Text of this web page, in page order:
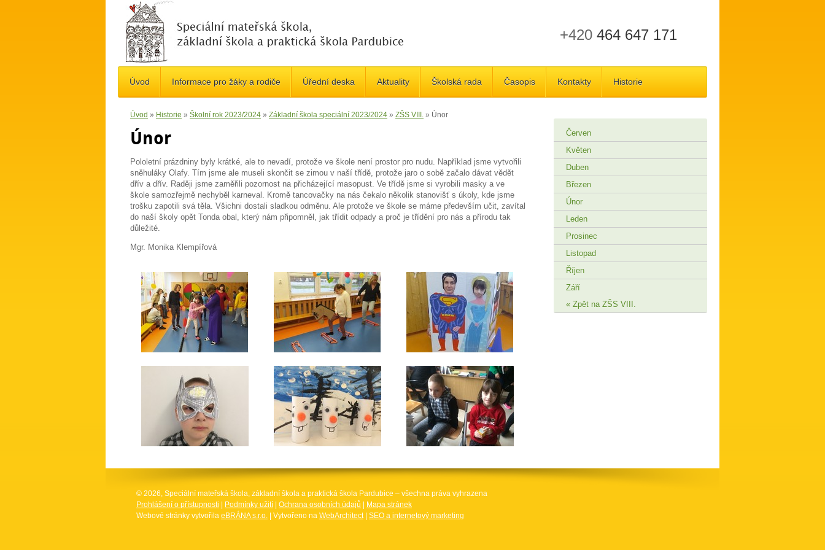
+420 464 647 171
Úvod Informace pro žáky a rodiče Úřední deska Aktuality Školská rada Časopis Kontakty Historie
Úvod » Historie » Školní rok 2023/2024 » Základní škola speciální 2023/2024 » ZŠS VIII. » Únor
Únor
Pololetní prázdniny byly krátké, ale to nevadí, protože ve škole není prostor pro nudu. Například jsme vytvořili
sněhuláky Olafy. Tím jsme ale museli skončit se zimou v naší třídě, protože jaro o sobě začalo dávat vědět
dřív a dřív. Raději jsme zaměřili pozornost na přicházející masopust. Ve třídě jsme si vyrobili masky a ve
škole samozřejmě nechyběl karneval. Kromě tancovačky na nás čekalo několik stanovišť s úkoly, kde jsme
trošku zapotili svá těla. Všichni dostali sladkou odměnu. Ale protože ve škole se máme především učit, zavítal
do naší školy opět Tonda obal, který nám připomněl, jak třídit odpady a proč je třídění pro nás a přírodu tak
důležité.
Mgr. Monika Klempířová
Červen
Květen
Duben
Březen
Únor
Leden
Prosinec
Listopad
Říjen
Září
Zpět na ZŠS VIII.
© 2026, Speciální mateřská škola, základní škola a praktická škola Pardubice – všechna práva vyhrazena
Prohlášení o přístupnosti
Podmínky užití Ochrana osobních údajů
Mapa stránek
Webové stránky vytvořila eBRÁNA s.r.o. | Vytvořeno na WebArchitect| SEO a internetový marketing